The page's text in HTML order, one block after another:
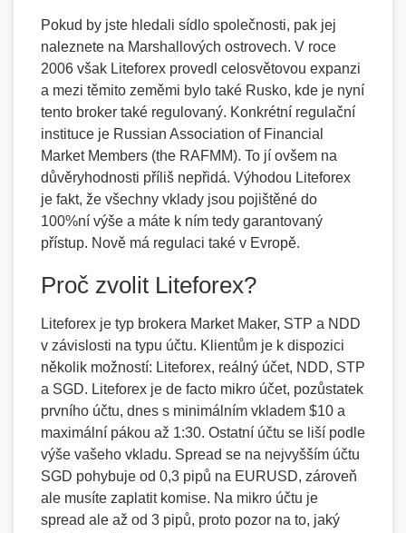
Pokud by jste hledali sídlo společnosti, pak jej
naleznete na Marshallových ostrovech. V roce
2006 však Liteforex provedl celosvětovou expanzi
a mezi těmito zeměmi bylo také Rusko, kde je nyní
tento broker také regulovaný. Konkrétní regulační
instituce je Russian Association of Financial
Market Members (the RAFMM). To jí ovšem na
důvěryhodnosti příliš nepřidá. Výhodou Liteforex
je fakt, že všechny vklady jsou pojištěné do
100%ní výše a máte k ním tedy garantovaný
přístup. Nově má regulaci také v Evropě.
Proč zvolit Liteforex?
Liteforex je typ brokera Market Maker, STP a NDD
v závislosti na typu účtu. Klientům je k dispozici
několik možností: Liteforex, reálný účet, NDD, STP
a SGD. Liteforex je de facto mikro účet, pozůstatek
prvního účtu, dnes s minimálním vkladem $10 a
maximální pákou až 1:30. Ostatní účtu se liší podle
výše vašeho vkladu. Spread se na nejvyšším účtu
SGD pohybuje od 0,3 pipů na EURUSD, zároveň
ale musíte zaplatit komise. Na mikro účtu je
spread ale až od 3 pipů, proto pozor na to, jaký